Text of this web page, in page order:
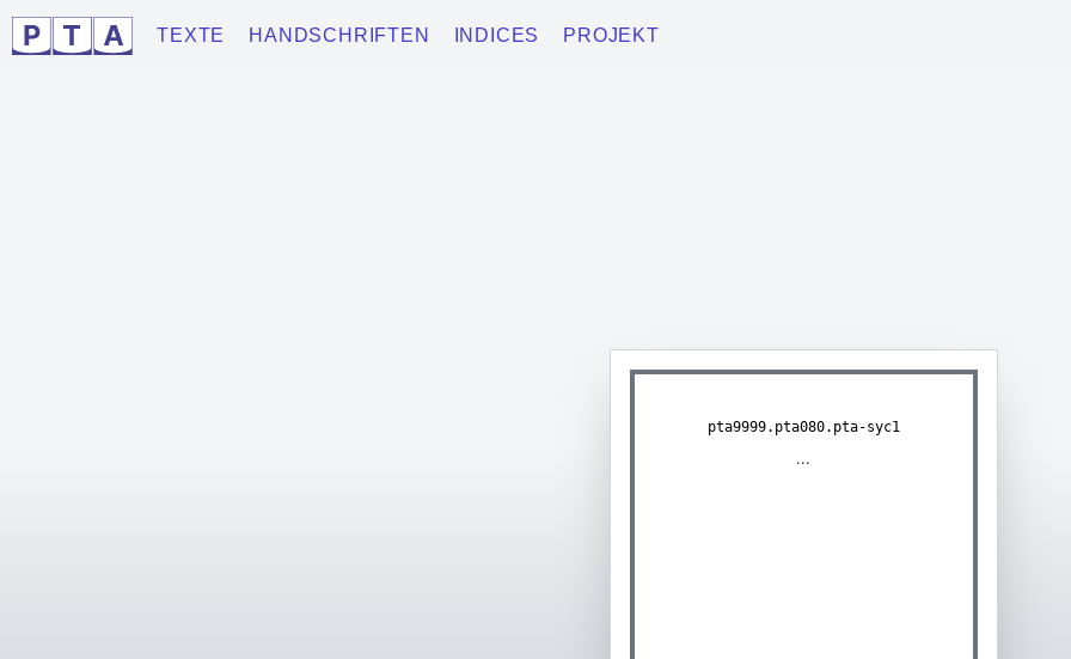
TEXTE HANDSCHRIFTEN INDICES PROJEKT
pta9999.pta080.pta-syc1
...